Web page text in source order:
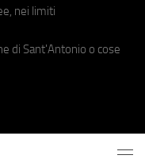
nei limiti
di Sant'Antonio o cose